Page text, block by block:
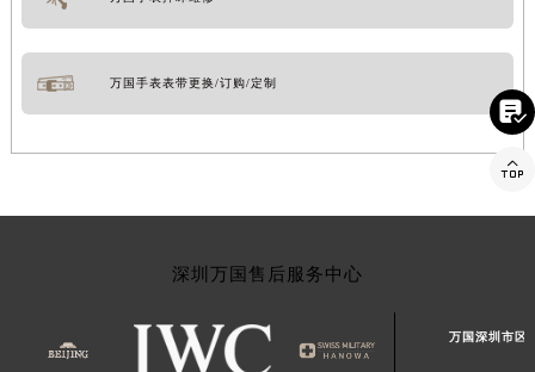
万国手表表带更换/订购/定制
深圳万国售后服务中心
万国深圳市区

